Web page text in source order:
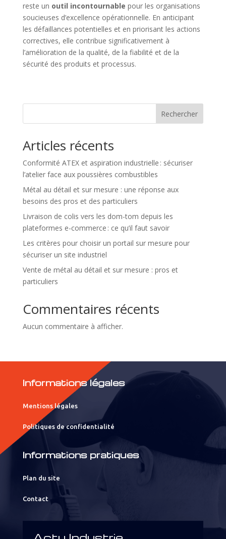
reste un outil incontournable pour les organisations
soucieuses d’excellence opérationnelle. En anticipant
les défaillances potentielles et en priorisant les actions
correctives, elle contribue significativement à
l’amélioration de la qualité, de la fiabilité et de la
sécurité des produits et processus.
Rechercher
Articles récents
Conformité ATEX et aspiration industrielle : sécuriser
l’atelier face aux poussières combustibles
Métal au détail et sur mesure : une réponse aux
besoins des pros et des particuliers
Livraison de colis vers les dom-tom depuis les
plateformes e-commerce : ce qu’il faut savoir
Les critères pour choisir un portail sur mesure pour
sécuriser un site industriel
Vente de métal au détail et sur mesure : pros et
particuliers
Commentaires récents
Aucun commentaire à afficher.
Informations légales
Mentions légales
Politiques de confidentialité
Informations pratiques
Plan du site
Contact